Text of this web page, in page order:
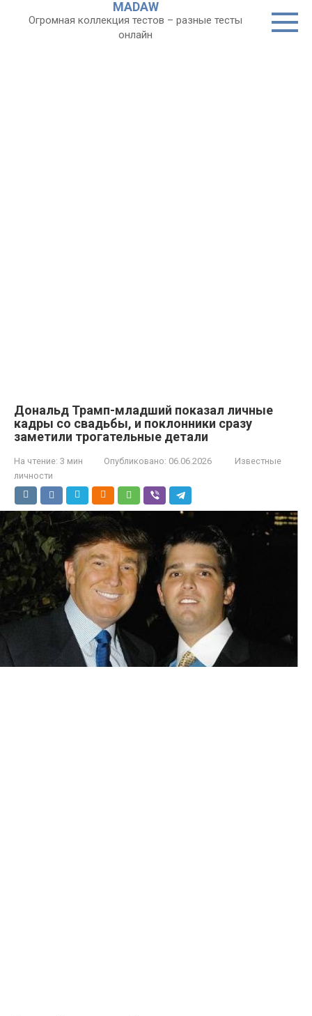
MADAW
Огромная коллекция тестов – разные тесты
онлайн
Дональд Трамп-младший показал личные
кадры со свадьбы, и поклонники сразу
заметили трогательные детали
На чтение: 3 мин Опубликовано: 06.06.2026
Известные
личности